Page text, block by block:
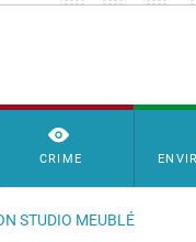
CRIME
STUDIO MEUBLÉ